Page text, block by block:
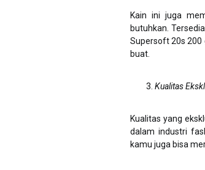
Kain ini juga
butuhkan.
Supersoft 20s 200
buat.
Kualitas
Kualitas yang
dalam industri
kamu juga bisa